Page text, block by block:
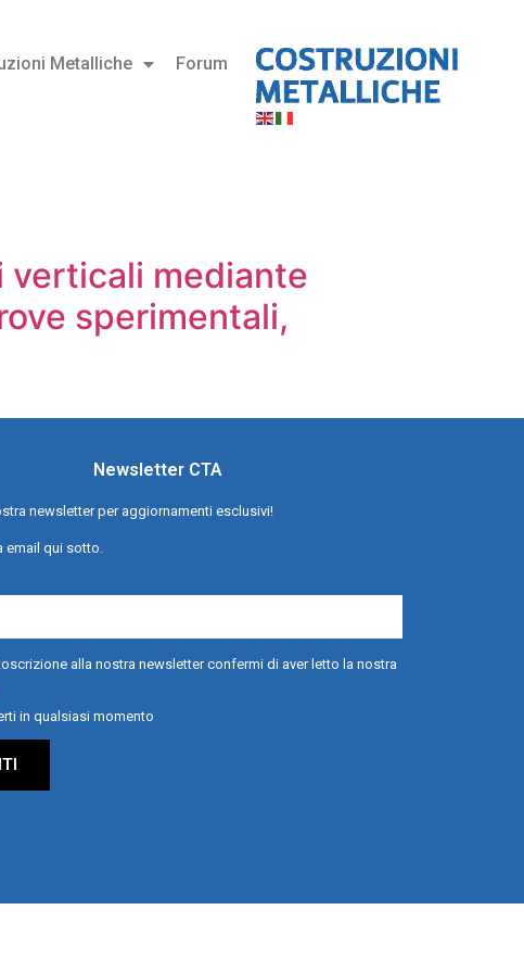
Metalliche Forum
mediante
sperimentali,
Newsletter CTA
newsletter per aggiornamenti esclusivi!
email qui sotto.
alla nostra newsletter confermi di aver letto la nostra
in qualsiasi momento